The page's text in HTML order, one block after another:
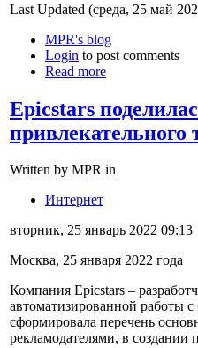
Last Updated (среда, 25 май
MPR's blog
Login to post comments
Read more
Epicstars
привлекательного
Written by MPR in
Интернет
вторник, 25 январь 2022 09:13
Москва, 25 января 2022 года
Компания Epicstars –
автоматизированной работы
сформировала перечень
рекламодателями, в создании